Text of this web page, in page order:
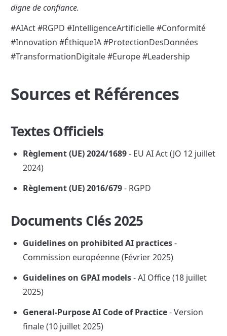
digne de confiance.
#AIAct #RGPD #IntelligenceArtificielle #Conformité
#Innovation #ÉthiqueIA #ProtectionDesDonnées
#TransformationDigitale #Europe #Leadership
Sources et Références
Textes Officiels
Règlement (UE) 2024/1689 - EU AI Act (JO 12 juillet
2024)
Règlement (UE) 2016/679 - RGPD
Documents Clés 2025
Guidelines on prohibited AI practices -
Commission européenne (Février 2025)
Guidelines on GPAI models - AI Office (18 juillet
2025)
General-Purpose AI Code of Practice - Version
finale (10 juillet 2025)